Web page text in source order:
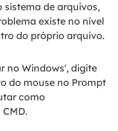
de arquivos,
existe no nível
do próprio arquivo.
no Windows', digite
do mouse no Prompt
como